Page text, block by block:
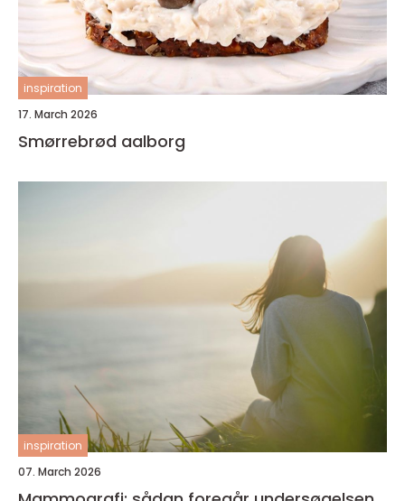
inspiration
17. March 2026
Smørrebrød aalborg
inspiration
07. March 2026